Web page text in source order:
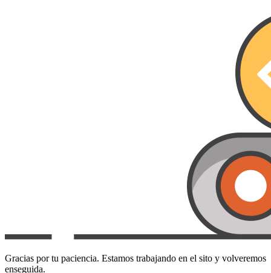
Gracias por tu paciencia. Estamos trabajando en el sito y volveremos
enseguida.